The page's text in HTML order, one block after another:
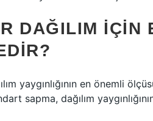
DAĞILIM IÇIN
yaygınlığının en önemli
sapma, dağılım